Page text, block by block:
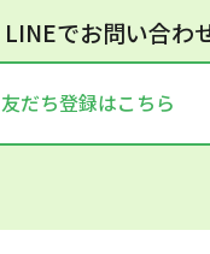
LINEでお問い合わ
友だち登録はこちら